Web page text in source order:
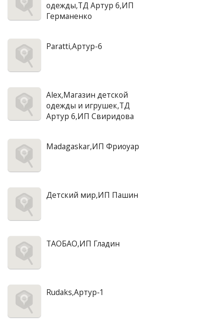
одежды,ТД Артур 6,ИП
Германенко
Paratti,Артур-6
Alex,Магазин детской
одежды и игрушек,ТД
Артур 6,ИП Свиридова
Madagaskar,ИП Фриоуар
Детский мир,ИП Пашин
ТАОБАО,ИП Гладин
Rudaks,Артур-1